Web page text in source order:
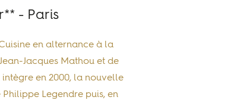
- Paris
en alternance à la
Jacques Mathou et de
en 2000, la nouvelle
Legendre puis, en